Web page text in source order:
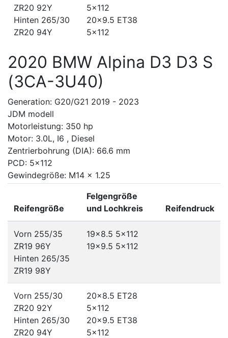
ZR20 92Y
Hinten 265/30
ZR20 94Y
5x112
20x9.5 ET38
5x112
2020 BMW Alpina D3 D3 S
(3CA-3U40)
Generation: G20/G21 2019 - 2023
JDM modell
Motorleistung: 350 hp
Motor: 3.0L, I6 , Diesel
Zentrierbohrung (DIA): 66.6 mm
PCD: 5x112
Gewindegröße: M14 x 1.25
Reifengröße
Felgengröße
und Lochkreis
Reifendruck
Vorn 255/35
ZR19 96Y
Hinten 265/35
ZR19 98Y
19x8.5 5x112
19x9.5 5x112
Vorn 255/30
ZR20 92Y
Hinten 265/30
ZR20 94Y
20x8.5 ET28
5x112
20x9.5 ET38
5x112